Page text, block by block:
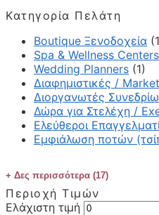
Κατηγορία Πελάτη
Boutique Ξενοδοχεία
Spa & Wellness Centers
Wedding Planners (1)
Διαφημιστικές /
Διοργανωτές
Δώρα για Στελέχη /
Ελεύθεροι
Εμφιάλωση ποτών
Δες περισσότερα (17)
Περιοχή Τιμών
Ελάχιστη τιμή